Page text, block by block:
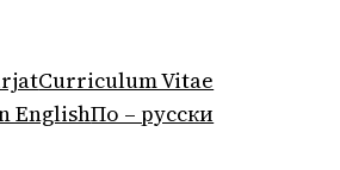
Curriculum Vitae
EnglishПо – русски